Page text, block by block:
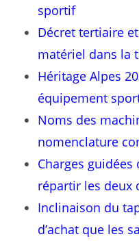
sportif
Décret tertiaire
matériel dans la
Héritage Alpes
équipement
Noms des
nomenclature
Charges
répartir les deux
Inclinaison du
d’achat que les